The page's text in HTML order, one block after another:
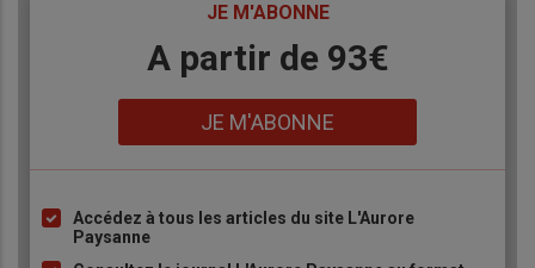
JE M'ABONNE
A partir de 93€
JE M'ABONNE
ListeAccédez à tous les articles du site L'Aurore
Paysanne